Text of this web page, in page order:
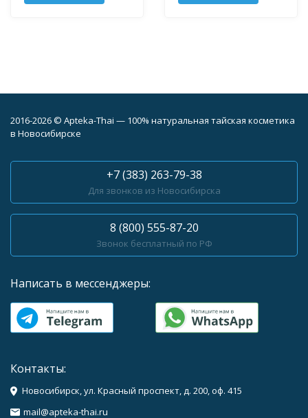
2016-2026 © Apteka-Thai — 100% натуральная тайская косметика
в Новосибирске
+7 (383) 263-79-38
Для звонков из Новосибирска
8 (800) 555-87-20
Звонок бесплатный по РФ
Написать в мессенджеры:
Контакты:
Новосибирск, ул. Красный проспект, д. 200, оф. 415
mail@apteka-thai.ru